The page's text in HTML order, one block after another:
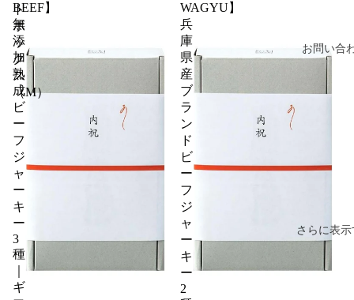
お問い合
さらに表示
ト
ボ
ッ
ク
ス
（M）
BEEF】
無
添
加
熟
成
ビ
ー
フ
ジ
ャ
ー
キ
ー
3
種
ギ
WAGYU】
兵
庫
県
産
ブ
ラ
ン
ド
ビ
ー
フ
ジ
ャ
ー
キ
ー
2